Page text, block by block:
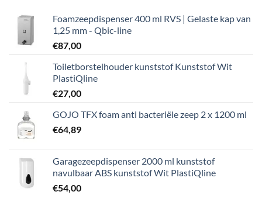
Foamzeepdispenser 400 ml RVS | Gelaste kap van
1,25 mm - Qbic-line
€87,00
Toiletborstelhouder kunststof Kunststof Wit
PlastiQline
€27,00
GOJO TFX foam anti bacteriële zeep 2 x 1200 ml
€64,89
Garagezeepdispenser 2000 ml kunststof
navulbaar ABS kunststof Wit PlastiQline
€54,00